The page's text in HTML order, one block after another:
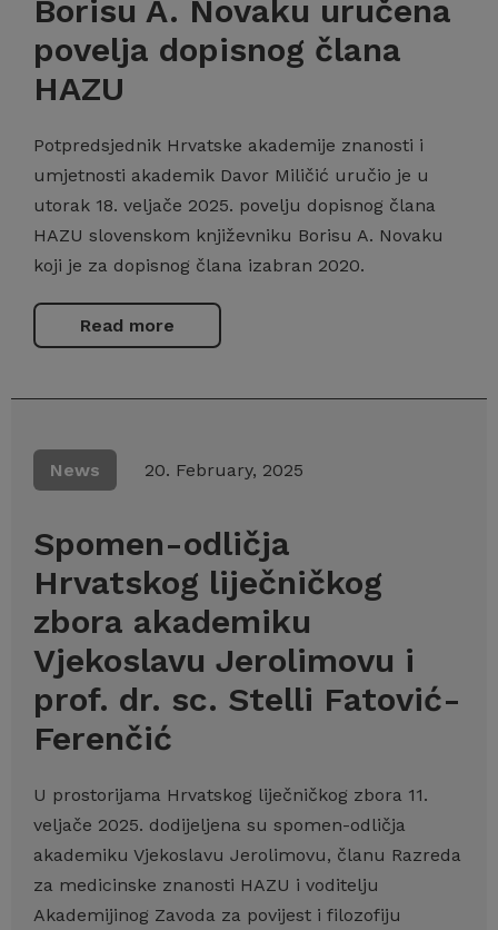
Borisu A. Novaku uručena
povelja dopisnog člana
HAZU
Potpredsjednik Hrvatske akademije znanosti i
umjetnosti akademik Davor Miličić uručio je u
utorak 18. veljače 2025. povelju dopisnog člana
HAZU slovenskom književniku Borisu A. Novaku
koji je za dopisnog člana izabran 2020.
Read more
News 20. February, 2025
Spomen-odličja
Hrvatskog liječničkog
zbora akademiku
Vjekoslavu Jerolimovu i
prof. dr. sc. Stelli Fatović-
Ferenčić
U prostorijama Hrvatskog liječničkog zbora 11.
veljače 2025. dodijeljena su spomen-odličja
akademiku Vjekoslavu Jerolimovu, članu Razreda
za medicinske znanosti HAZU i voditelju
Akademijinog Zavoda za povijest i filozofiju